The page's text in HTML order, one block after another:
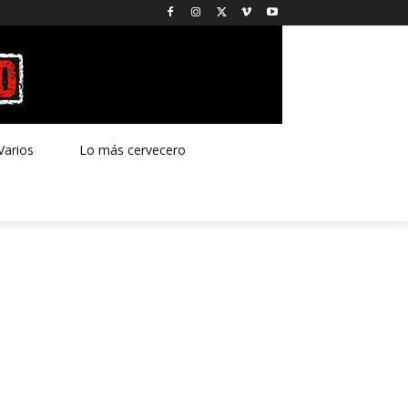
Lo más cervecero